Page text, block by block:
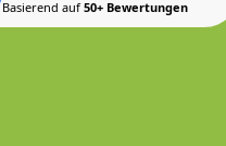
Basierend auf50+ Bewertungen